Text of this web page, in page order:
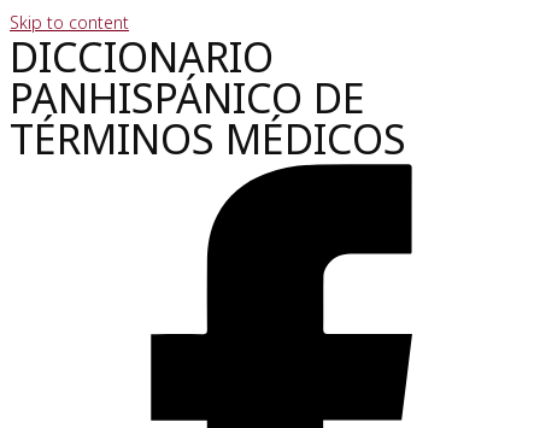
Skip to content
DICCIONARIO
PANHISPÁNICO DE
TÉRMINOS MÉDICOS